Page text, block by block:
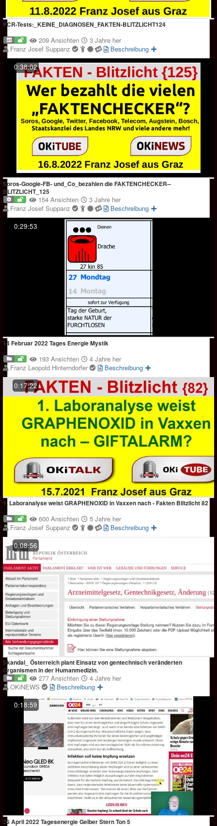
PCR-Tests:_KEINE_DIAGNOSEN_FAKTEN-BLITZLICHT124
209 Ansichten
3 Jahre her
Franz Josef Suppanz
Beschreibung
0:38:02
Soros-Google-FB- und_Co_bezahlen die FAKTENCHECKER--
BLITZLICHT_125
154 Ansichten
3 Jahre her
Franz Josef Suppanz
Beschreibung
0:29:53
14 Februar 2022 Tages Energie Mystik
193 Ansichten
4 Jahre her
Franz Leopold Hinterndorfer
Beschreibung
0:17:22
1. Laboranalyse weist GRAPHENOXID in Vaxxen nach - Fakten Biltzlicht 82
600 Ansichten
5 Jahre her
Franz Josef Suppanz
Beschreibung
0:08:56
Skandal_ Österreich plant Einsatz von gentechnisch veränderten
Organismen in der Humanmedizin.
277 Ansichten
4 Jahre her
OKiNEWS
Beschreibung
0:18:59
26 April 2022 Tagesenergie Gelber Stern Ton 5